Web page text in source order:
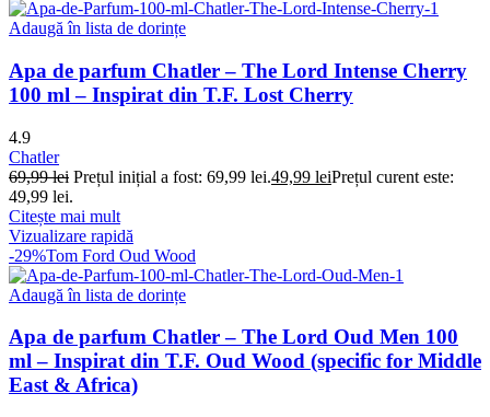
Adaugă în lista de dorințe
Apa de parfum Chatler – The Lord Intense Cherry
100 ml – Inspirat din T.F. Lost Cherry
4.9
Chatler
69,99lei Prețul inițial a fost: 69,99 lei.49,99 leiPrețul curent este:
49,99 lei.
Citește mai mult
Vizualizare rapidă
-29%Tom Ford Oud Wood
Adaugă în lista de dorințe
Apa de parfum Chatler – The Lord Oud Men 100
ml – Inspirat din T.F. Oud Wood (specific for Middle
East & Africa)